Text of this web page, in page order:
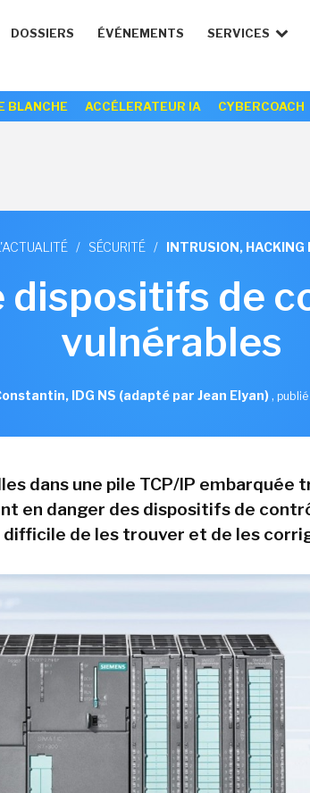
DOSSIERS ÉVÉNEMENTS SERVICES
BLANCHE ACCÉLERATEUR IA CYBERCOACH
/ SÉCURITÉ / INTRUSION, HACKING
dispositifs de
vulnérables
IDG NS (adapté par Jean Elyan),
dans une pile TCP/IP embarquée
en danger des dispositifs de
difficile de les trouver et de les